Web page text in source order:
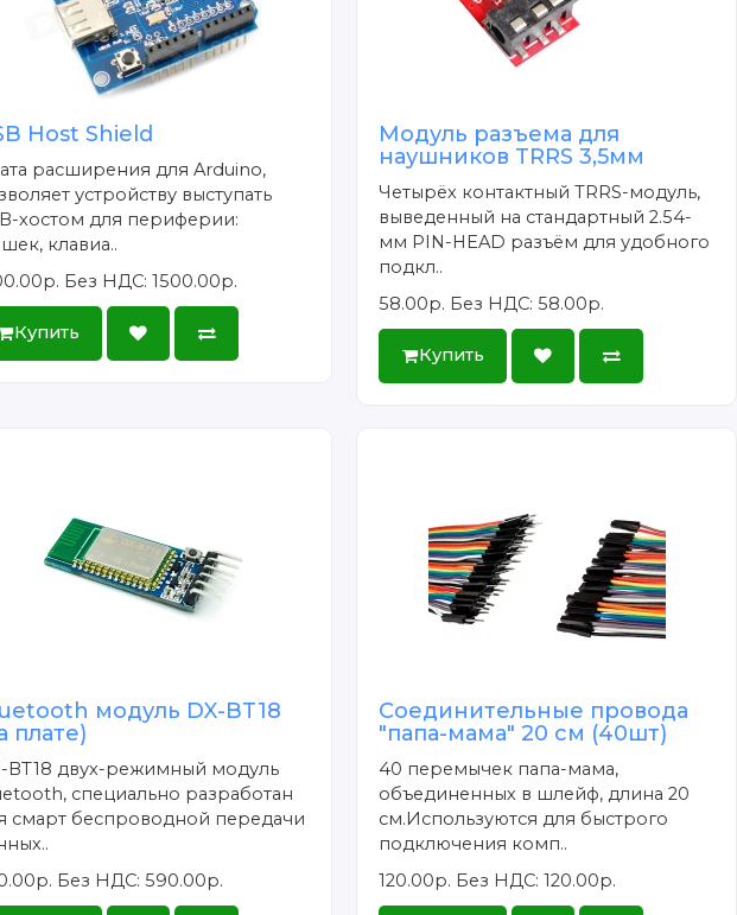
Host Shield
расширения для Arduino,
устройству выступать
хостом для периферии:
клавиа..
Без НДС: 1500.00р.
Купить
Модуль разъема для
наушников TRRS 3,5мм
Четырёх контактный TRRS-модуль,
выведенный на стандартный 2.54-
мм PIN-HEAD разъём для удобного
подкл..
58.00р. Без НДС: 58.00р.
Купить
модуль DX-BT18
плате)
BT18 двух-режимный модуль
специально разработан
смарт беспроводной передачи
Без НДС: 590.00р.
Соединительные провода
"папа-мама" 20 см (40шт)
40 перемычек папа-мама,
объединенных в шлейф, длина 20
см.Используются для быстрого
подключения комп..
120.00р. Без НДС: 120.00р.